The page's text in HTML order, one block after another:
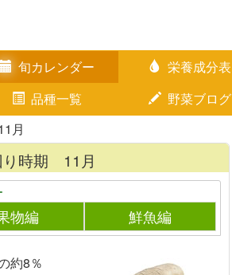
旬カレンダー 栄養成分表
品種一覧 野菜ブログ
月
時期 11月
物編 鮮魚編
約8％